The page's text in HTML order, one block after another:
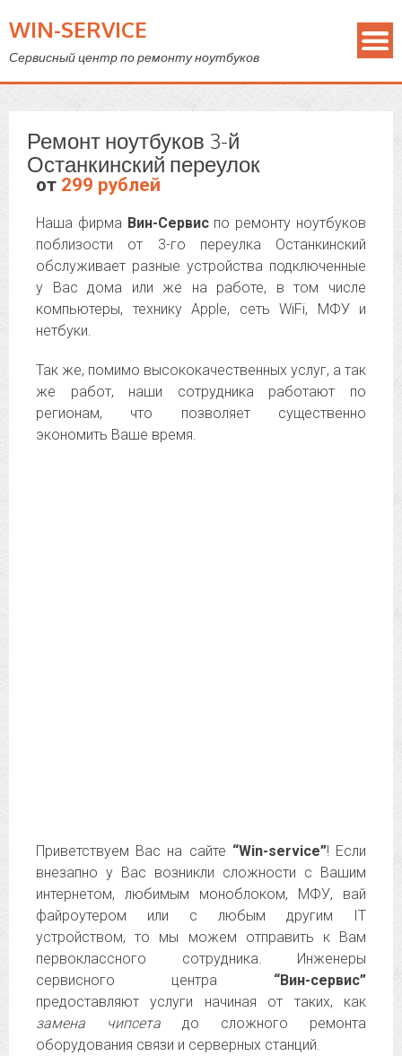
WIN-SERVICE
Сервисный центр по ремонту ноутбуков
Ремонт ноутбуков 3-й
Останкинский переулок
от 299 рублей
Наша фирма Вин-Сервиспо ремонту ноутбуков
поблизости от 3-го переулка Останкинский
обслуживает разные устройства подключенные
у Вас дома или же на работе, в том числе
компьютеры, технику Apple, сеть WiFi, МФУ и
нетбуки.
Так же, помимо высококачественных услуг, а так
же работ, наши сотрудника работают по
регионам, что позволяет существенно
экономить Ваше время.
Приветствуем Вас на сайте “Win-service”! Если
внезапно у Вас возникли сложности с Вашим
интернетом, любимым моноблоком, МФУ, вай
файроутером или с любым другим IT
устройством, то мы можем отправить к Вам
первоклассного сотрудника. Инженеры
сервисного центра “Вин-сервис”
предоставляют услуги начиная от таких, как
замена чипсета до сложного ремонта
оборудования связи и серверных станций.